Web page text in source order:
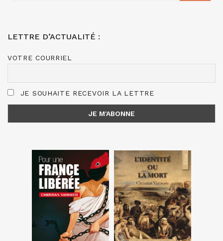
LETTRE D’ACTUALITÉ :
VOTRE COURRIEL
JE SOUHAITE RECEVOIR LA LETTRE